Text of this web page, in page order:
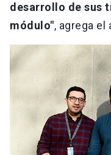
desarrollo de sus
módulo", agrega el